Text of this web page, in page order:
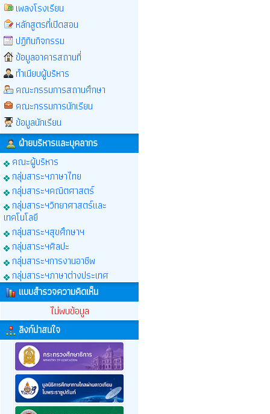
เพลงโรงเรียน
หลักสูตรที่เปิดสอน
ปฏิทินกิจกรรม
ข้อมูลอาคารสถานที่
ทำเนียบผู้บริหาร
คณะกรรมการสถานศึกษา
คณะกรรมการนักเรียน
ข้อมูลนักเรียน
ฝ่ายบริหารและบุคลากร
คณะผู้บริหาร
กลุ่มสาระฯภาษาไทย
กลุ่มสาระฯคณิตศาสตร์
กลุ่มสาระฯวิทยาศาสตร์และ
เทคโนโลยี
กลุ่มสาระฯสุขศึกษาฯ
กลุ่มสาระฯศิลปะ
กลุ่มสาระฯการงานอาชีพ
กลุ่มสาระฯภาษาต่างประเทศ
แบบสำรวจความคิดเห็น
ไม่พบข้อมูล
ลิงก์น่าสนใจ